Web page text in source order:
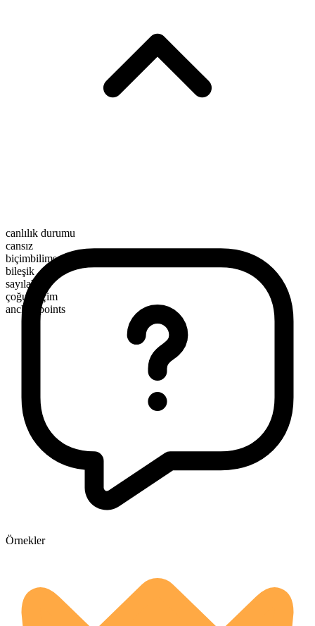
canlılık durumu
cansız
biçimbilimsel yapı
bileşik
sayılabilir
çoğul biçim
anchor points
Örnekler